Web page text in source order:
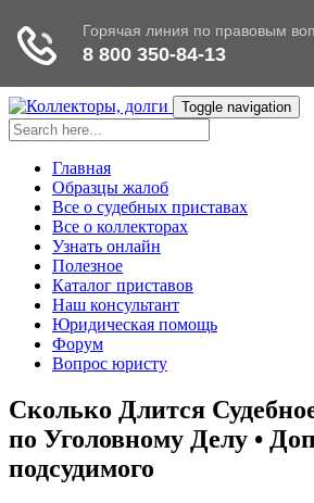
Toggle navigation
Главная
Образцы жалоб
Все о судебных приставах
Все о коллекторах
Узнать онлайн
Полезное
Каталог приставов
Наш консультант
Юридическая помощь
Форум
Вопрос юристу
Сколько Длится
по Уголовному Делу •
подсудимого